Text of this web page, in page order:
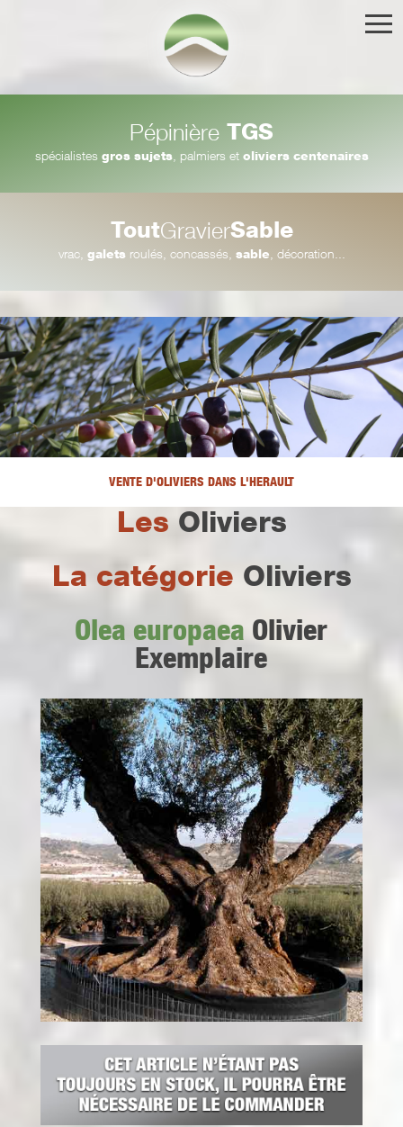
Pépinière TGS
spécialistes gros sujets, palmiers et oliviers centenaires
ToutGravierSable
vrac, galetsroulés, concassés, sable , décoration...
VENTE D'OLIVIERS DANS L'HERAULT
Les Oliviers
La catégorie Oliviers
Olea europaea Olivier
Exemplaire